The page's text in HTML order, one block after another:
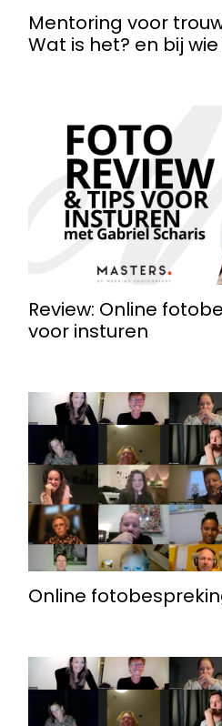
Mentoring voor
Wat is het? en bij
Review: Online
voor insturen
Online